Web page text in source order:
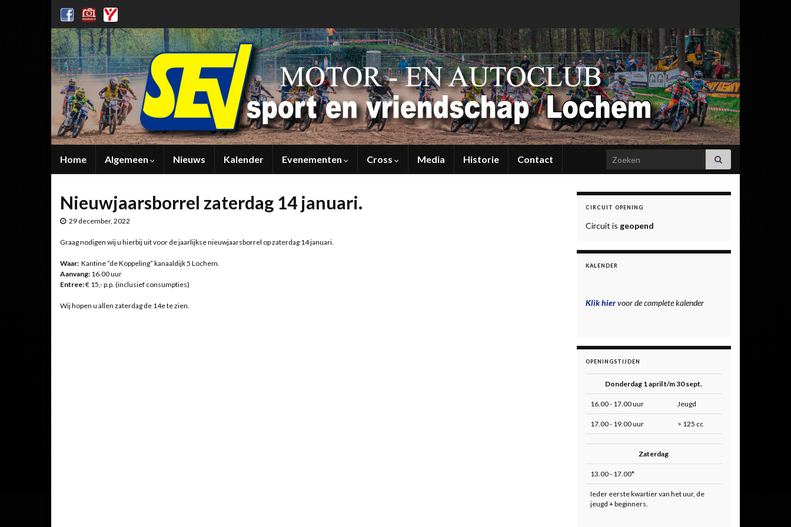
Home Algemeen Nieuws Kalender Evenementen Cross Media Historie Contact Search for:
Nieuwjaarsborrel zaterdag 14 januari.
29 december, 2022
Graag nodigen wij u hierbij uit voor de jaarlijkse nieuwjaarsborrel op zaterdag 14 januari.
Waar: Kantine “de Koppeling” kanaaldijk 5 Lochem.
Aanvang: 16.00 uur
Entree:€ 15,- p.p. (inclusief consumpties)
Wij hopen u allen zaterdag de 14e te zien.
CIRCUIT OPENING
Circuit is geopend
KALENDER
Klik hiervoor de complete kalender
OPENINGSTIJDEN
Donderdag 1 april t/m 30 sept.
16.00 - 17.00 uur Jeugd
17.00 - 19.00 uur > 125 cc
Zaterdag
13.00 - 17.00*
Ieder eerste kwartier van het uur, de
jeugd + beginners.